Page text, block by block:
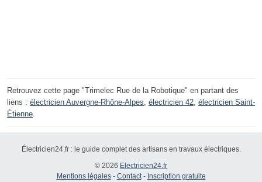
Retrouvez cette page "Trimelec Rue de la Robotique" en partant des
liens : électricien Auvergne-Rhône-Alpes électricien 42 électricien Saint-
Étienne
Électricien24.fr : le guide complet des artisans en travaux électriques.
© 2026 Electricien24.fr
Mentions légales- Contact- Inscription gratuite